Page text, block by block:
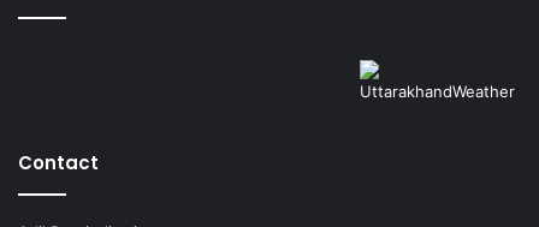
Contact